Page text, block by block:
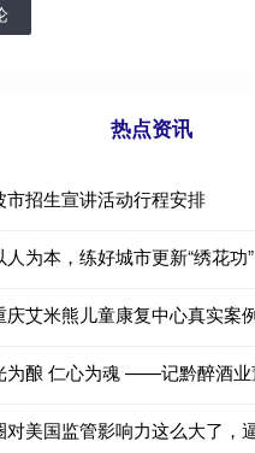
热点资讯
市招生宣讲活动行程安排
为本，练好城市更新“绣花功”